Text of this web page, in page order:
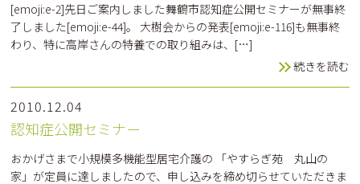
[emoji:e-2]先日ご案内しました舞鶴市認知症公開セミナーが無事終
了しました[emoji:e-44]。 大樹会からの発表[emoji:e-116]も無事終
わり、特に高岸さんの特養での取り組みは、[…]
続きを読む
2010.12.04
認知症公開セミナー
おかげさまで小規模多機能型居宅介護の 「やすらぎ苑 丸山の
家」が定員に達しましたので、申し込みを締め切らせていただきま